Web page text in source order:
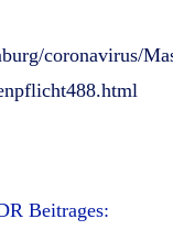
coronavirus/
Beitrages: